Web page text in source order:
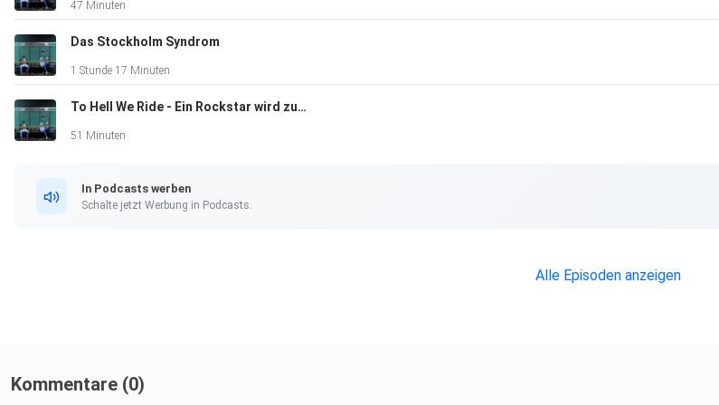
47 Minuten
Das Stockholm Syndrom
1 Stunde 17 Minuten
To Hell We Ride - Ein Rockstar wird zum Teufel
51 Minuten
In Podcasts werben
Schalte jetzt Werbung in Podcasts.
Alle Episoden anzeigen
Kommentare (0)